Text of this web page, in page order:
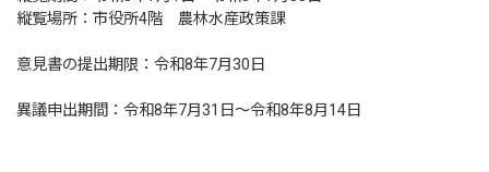
縦覧場所：市役所4階 農林水産政策課
意見書の提出期限：令和8年7月30日
異議申出期間：令和8年7月31日～令和8年8月14日